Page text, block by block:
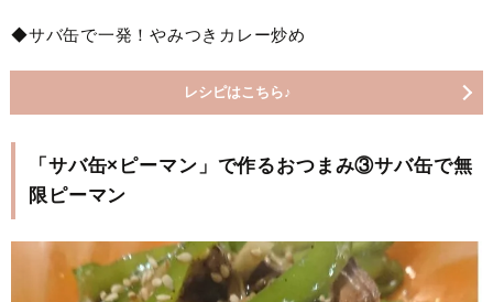
◆サバ缶で一発！やみつきカレー炒め
レシピはこちら♪
「サバ缶×ピーマン」で作るおつまみ③サバ缶で無
限ピーマン